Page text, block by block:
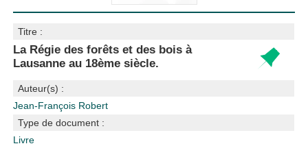
Titre :
La Régie des forêts et des bois à
Lausanne au 18ème siècle.
Auteur(s) :
Jean-François Robert
Type de document :
Livre